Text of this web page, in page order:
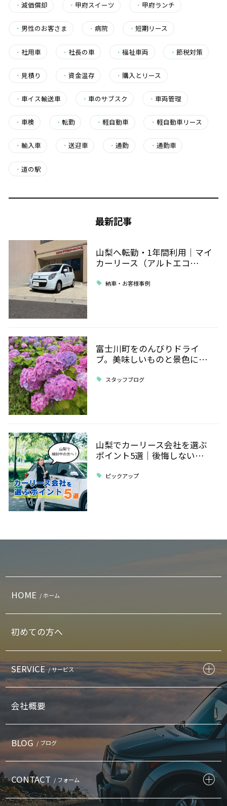
・ 減価償却 ・ 甲府スイーツ ・ 甲府ランチ
・ 男性のお客さま ・病院 ・短期リース
・ 社用車 ・社長の車 ・福祉車両 ・ 節税対策
・ 見積り ・資金温存 ・ 購入とリース
・ 車イス輸送車 ・ 車のサブスク ・ 車両管理
・ 車検 ・転勤 ・軽自動車 ・ 軽自動車リース
・ 輸入車 ・送迎車 ・通勤 ・ 通勤車
・ 道の駅
最新記事
山梨へ転勤・1年間利用｜マイ
カーリース（アルトエコ…
納車・お客様事例
富士川町をのんびりドライ
ブ。美味しいものと景色に…
スタッフブログ
山梨でカーリース会社を選ぶ
ポイント5選｜後悔しない…
ピックアップ
HOME / ホーム
初めての方へ
SERVICE / サービス
会社概要
BLOG / ブログ
CONTACT / フォーム